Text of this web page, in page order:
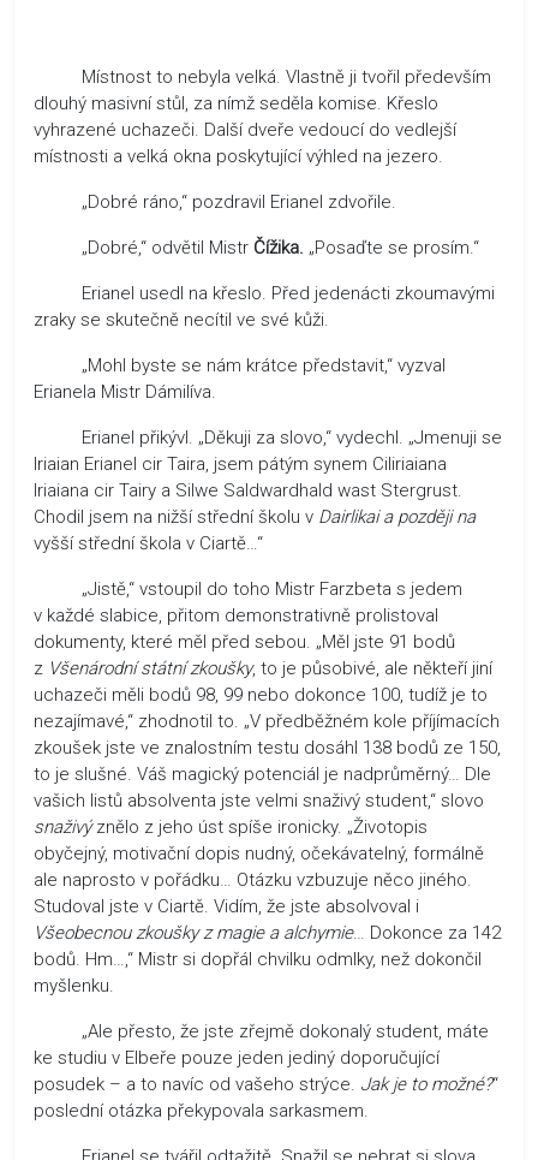
Místnost to nebyla velká. Vlastně ji tvořil především
dlouhý masivní stůl, za nímž seděla komise. Křeslo
vyhrazené uchazeči. Další dveře vedoucí do vedlejší
místnosti a velká okna poskytující výhled na jezero.
„Dobré ráno,“ pozdravil Erianel zdvořile.
„Dobré,“ odvětil Mistr Čížika. „Posaďte se prosím.“
Erianel usedl na křeslo. Před jedenácti zkoumavými
zraky se skutečně necítil ve své kůži.
„Mohl byste se nám krátce představit,“ vyzval
Erianela Mistr Dámilíva.
Erianel přikývl. „Děkuji za slovo,“ vydechl. „Jmenuji se
Iriaian Erianel cir Taira, jsem pátým synem Ciliriaiana
Iriaiana cir Tairy a Silwe Saldwardhald wast Stergrust.
Chodil jsem na nižší střední školu v Dairlikai a později na
vyšší střední škola v Ciartě…“
„Jistě,“ vstoupil do toho Mistr Farzbeta s jedem
v každé slabice, přitom demonstrativně prolistoval
dokumenty, které měl před sebou. „Měl jste 91 bodů
z Všenárodní státní zkoušky, to je působivé, ale někteří jiní
uchazeči měli bodů 98, 99 nebo dokonce 100, tudíž je to
nezajímavé,“ zhodnotil to. „V předběžném kole příjímacích
zkoušek jste ve znalostním testu dosáhl 138 bodů ze 150,
to je slušné. Váš magický potenciál je nadprůměrný… Dle
vašich listů absolventa jste velmi snaživý student,“ slovo
snaživýznělo z jeho úst spíše ironicky. „Životopis
obyčejný, motivační dopis nudný, očekávatelný, formálně
ale naprosto v pořádku… Otázku vzbuzuje něco jiného.
Studoval jste v Ciartě. Vidím, že jste absolvoval i
Všeobecnou zkoušky z magie a alchymie… Dokonce za 142
bodů. Hm…,“ Mistr si dopřál chvilku odmlky, než dokončil
myšlenku.
„Ale přesto, že jste zřejmě dokonalý student, máte
ke studiu v Elbeře pouze jeden jediný doporučující
posudek – a to navíc od vašeho strýce. Jak je to možné?“
poslední otázka překypovala sarkasmem.